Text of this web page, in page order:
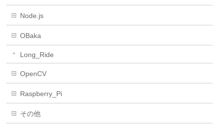
Node.js
OBaka
Long_Ride
OpenCV
Raspberry_Pi
その他